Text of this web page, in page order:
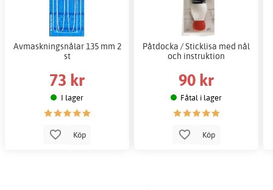
Avmaskningsnålar 135 mm 2
st
73 kr
I lager
Köp
Påtdocka / Sticklisa med nål
och instruktion
90 kr
Fåtal i lager
Köp